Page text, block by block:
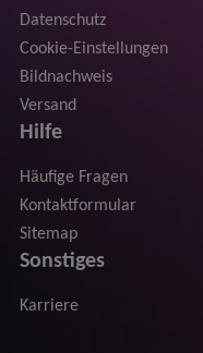
Datenschutz
Cookie-Einstellungen
Bildnachweis
Versand
Hilfe
Häufige Fragen
Kontaktformular
Sitemap
Sonstiges
Karriere